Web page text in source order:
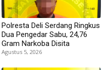
Polresta Deli Serdang Ringkus
Dua Pengedar Sabu, 24,76
Gram Narkoba Disita
Agustus 5, 2026